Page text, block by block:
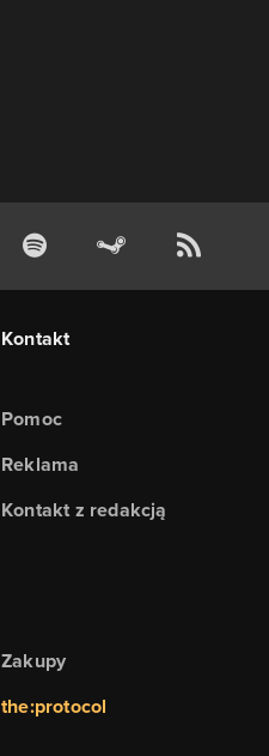
Kontakt
Pomoc
Reklama
Kontakt z redakcją
Zakupy
the:protocol